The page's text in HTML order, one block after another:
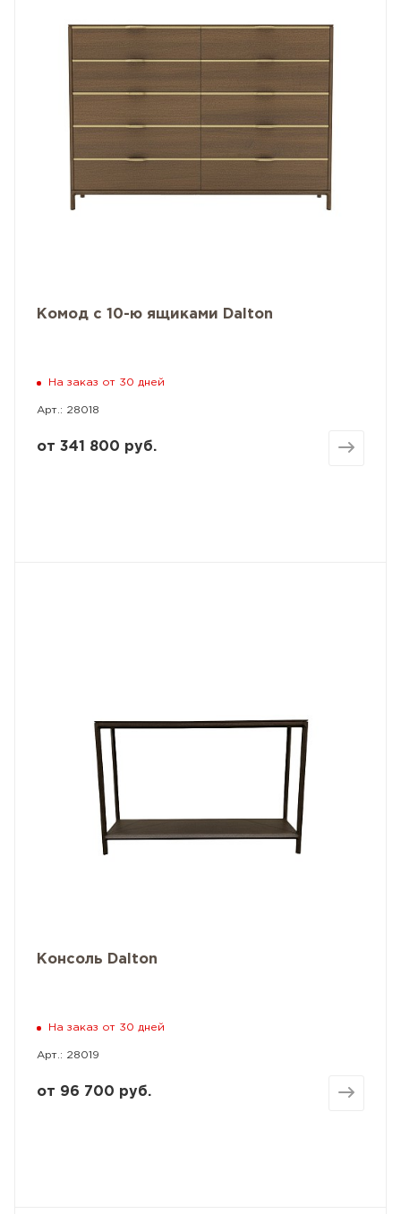
Комод с 10-ю ящиками Dalton
На заказ от 30 дней
Арт.: 28018
от 341 800 руб.
Консоль Dalton
На заказ от 30 дней
Арт.: 28019
от 96 700 руб.